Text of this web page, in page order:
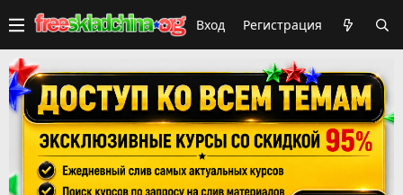
Вход Регистрация